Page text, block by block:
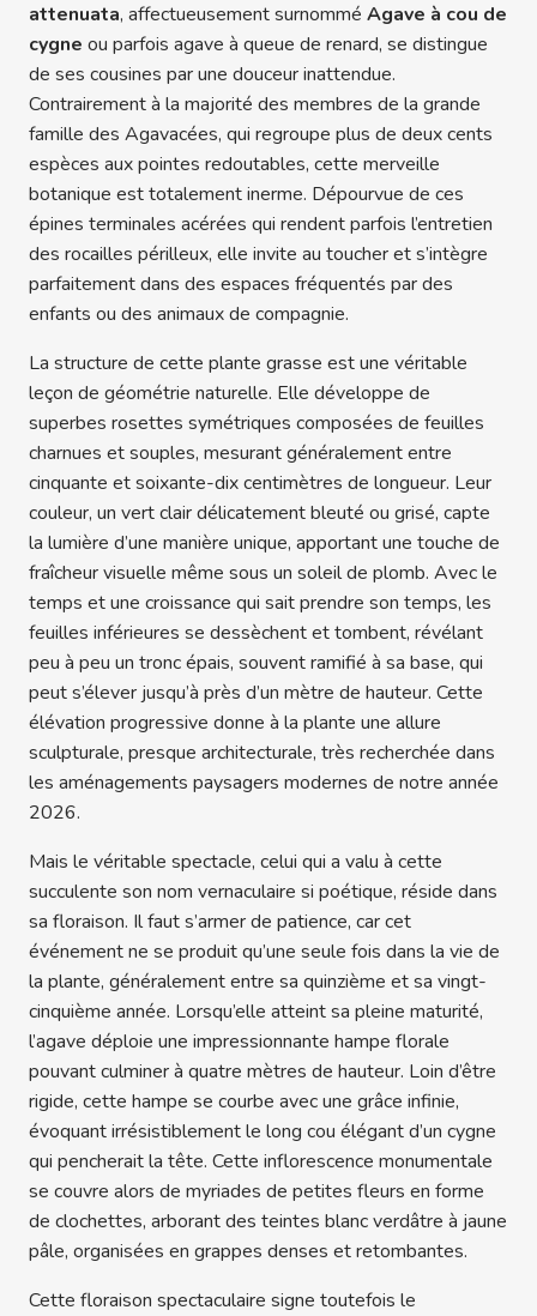
attenuata, affectueusement surnommé Agave à cou de
cygne ou parfois agave à queue de renard, se distingue
de ses cousines par une douceur inattendue.
Contrairement à la majorité des membres de la grande
famille des Agavacées, qui regroupe plus de deux cents
espèces aux pointes redoutables, cette merveille
botanique est totalement inerme. Dépourvue de ces
épines terminales acérées qui rendent parfois l’entretien
des rocailles périlleux, elle invite au toucher et s’intègre
parfaitement dans des espaces fréquentés par des
enfants ou des animaux de compagnie.
La structure de cette plante grasse est une véritable
leçon de géométrie naturelle. Elle développe de
superbes rosettes symétriques composées de feuilles
charnues et souples, mesurant généralement entre
cinquante et soixante-dix centimètres de longueur. Leur
couleur, un vert clair délicatement bleuté ou grisé, capte
la lumière d’une manière unique, apportant une touche de
fraîcheur visuelle même sous un soleil de plomb. Avec le
temps et une croissance qui sait prendre son temps, les
feuilles inférieures se dessèchent et tombent, révélant
peu à peu un tronc épais, souvent ramifié à sa base, qui
peut s’élever jusqu’à près d’un mètre de hauteur. Cette
élévation progressive donne à la plante une allure
sculpturale, presque architecturale, très recherchée dans
les aménagements paysagers modernes de notre année
2026.
Mais le véritable spectacle, celui qui a valu à cette
succulente son nom vernaculaire si poétique, réside dans
sa floraison. Il faut s’armer de patience, car cet
événement ne se produit qu’une seule fois dans la vie de
la plante, généralement entre sa quinzième et sa vingt-
cinquième année. Lorsqu’elle atteint sa pleine maturité,
l’agave déploie une impressionnante hampe florale
pouvant culminer à quatre mètres de hauteur. Loin d’être
rigide, cette hampe se courbe avec une grâce infinie,
évoquant irrésistiblement le long cou élégant d’un cygne
qui pencherait la tête. Cette inflorescence monumentale
se couvre alors de myriades de petites fleurs en forme
de clochettes, arborant des teintes blanc verdâtre à jaune
pâle, organisées en grappes denses et retombantes.
Cette floraison spectaculaire signe toutefois le